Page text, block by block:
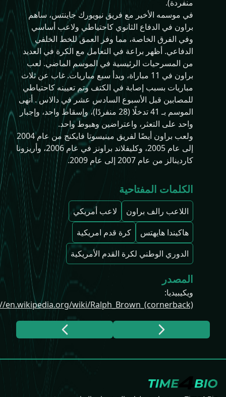
منفردة).
في موسمه الأخير مع فريق نيويورك جاينتس، ساهم
براون في الدفاع الثانوي كاحتياطي ولاعب أساسي
وفي الفرق الخاصة، مما وفر العمق للخط الخلفي
الدفاعي. أظهر براعة في التعامل مع الكرة في العديد
من المسرحيات الرئيسية في الموسم الماضي. لعب
براون في 11 مباراة، وبدأ سبع مباريات. غاب عن ثلاث
مباريات بسبب إصابة في الكتف وتم تعيينه كاحتياطي
للمصابين قبل الأسبوع السادس عشر في دالاس . أنهى
الموسم بـ 41 تدخلًا (28 منفردًا)، وإسقاط واحد، وإجبار
واحد على التعثر، واعتراضين وهبوط واحد.
ولعب براون أيضًا لفريق مينيسوتا فايكنج من عام 2004
إلى عام 2005، وكليفلاند براونز في عام 2006، وأريزونا
كاردينالز من عام 2007 إلى عام 2009.
الكلمات المفتاحية
اللاعب رالف براون
لاعب أمريكي
هاكيندا هايهتس
كرة قدم امريكية
الدوري الوطني لكرة القدم الأمريكية
المصدر
ويكيبيديا:
https://en.wikipedia.org/wiki/Ralph_Brown_(cornerback)